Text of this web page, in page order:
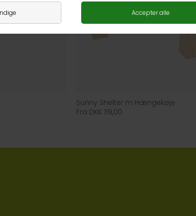
Sunny Shelter m Hængekøje
Fra DKK 119,00